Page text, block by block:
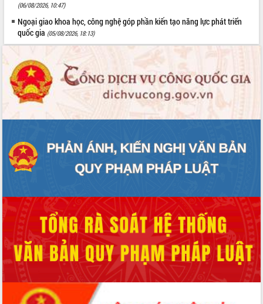
Quyết liệt tháo gỡ vướng mắc, đẩy
nhanh tiến độ các dự án trọng điểm
trong Khu kinh tế Nam Phú Yên
Hòn Yến phát triển du lịch gắn với bảo
tồn biển
Lấy ý kiến điều chỉnh Quy hoạch tỉnh
Đắk Lắk thời kỳ 2021-2030, tầm nhìn
đến năm 2050
Phát động chiến dịch 30 ngày đêm
giải phóng mặt bằng Tuyến đường bộ
Đắk Lắk nỗ lực thúc đẩy tăng trưởng
kinh tế từ 10% trở lên trong Quý
II/2026
chuyển đổi số giai đoạn 2026 – 2030
với Tập đoàn Bưu chính Viễn thông
Việt Nam
Thứ trưởng Bộ Y tế làm việc với tỉnh
Đắk Lắk về phát triển nhân lực y tế
cho trạm y tế cấp xã
Du lịch Đắk Lắk nâng tầm trải nghiệm
du khách thông qua Hệ thống cơ sở dữ
liệu và Bản đồ số
(06/08/2026, 10:47)
Ngoại giao khoa học, công nghệ góp phần kiến tạo năng lực phát triển
quốc gia (05/08/2026, 18:13)